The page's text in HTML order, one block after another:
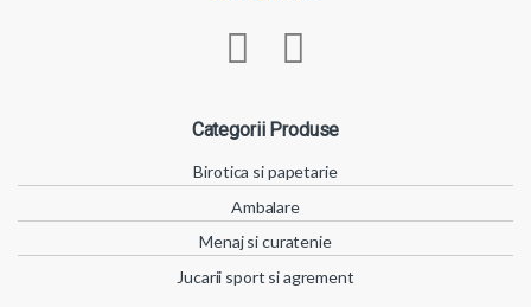
Categorii Produse
Birotica si papetarie
Ambalare
Menaj si curatenie
Jucarii sport si agrement